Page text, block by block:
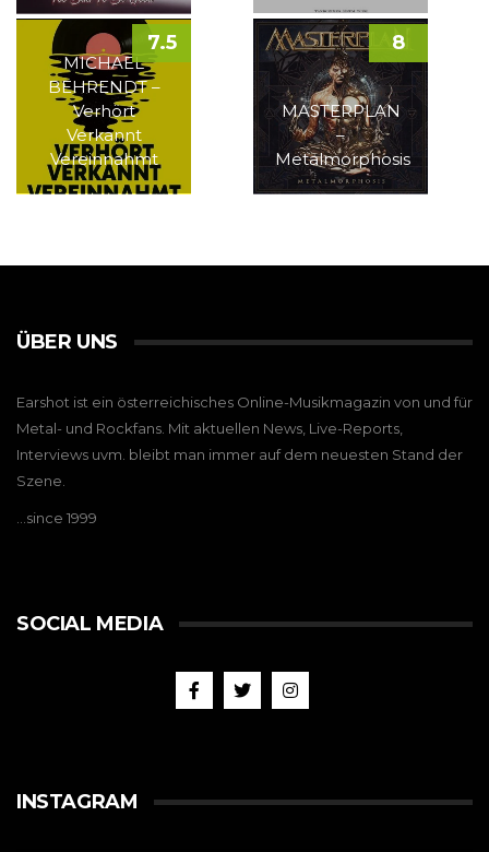
MICHAEL
BEHRENDT –
Verhört
Verkannt
Vereinnahmt
7.5
MASTERPLAN
–
Metalmorphosis
8
ÜBER UNS
Earshot ist ein österreichisches Online-Musikmagazin von und für
Metal- und Rockfans. Mit aktuellen News, Live-Reports,
Interviews uvm. bleibt man immer auf dem neuesten Stand der
Szene.
…since 1999
SOCIAL MEDIA
INSTAGRAM